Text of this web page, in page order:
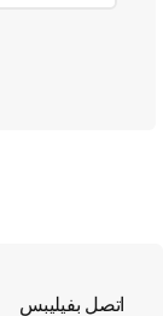
اتصل بفيليبس